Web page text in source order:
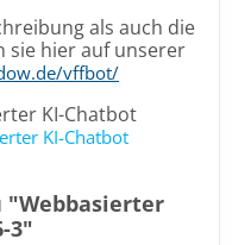
als auch die
sie hier auf unserer
vffbot/
KI-Chatbot
KI-Chatbot
"Webbasierter
3"